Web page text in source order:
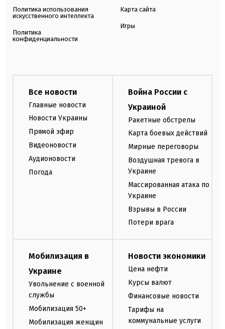
Политика использования
искусственного интеллекта
Политика
конфиденциальности
Карта сайта
Игры
Все новости
Главные новости
Новости Украины
Прямой эфир
Видеоновости
Аудионовости
Погода
Война России с
Украиной
Ракетные обстрелы
Карта боевых действий
Мирные переговоры
Воздушная тревога в
Украине
Массированная атака по
Украине
Взрывы в России
Потери врага
Мобилизация в
Украине
Увольнение с военной
службы
Мобилизация 50+
Мобилизация женщин
Новости экономики
Цена нефти
Курсы валют
Финансовые новости
Тарифы на
коммунальные услуги